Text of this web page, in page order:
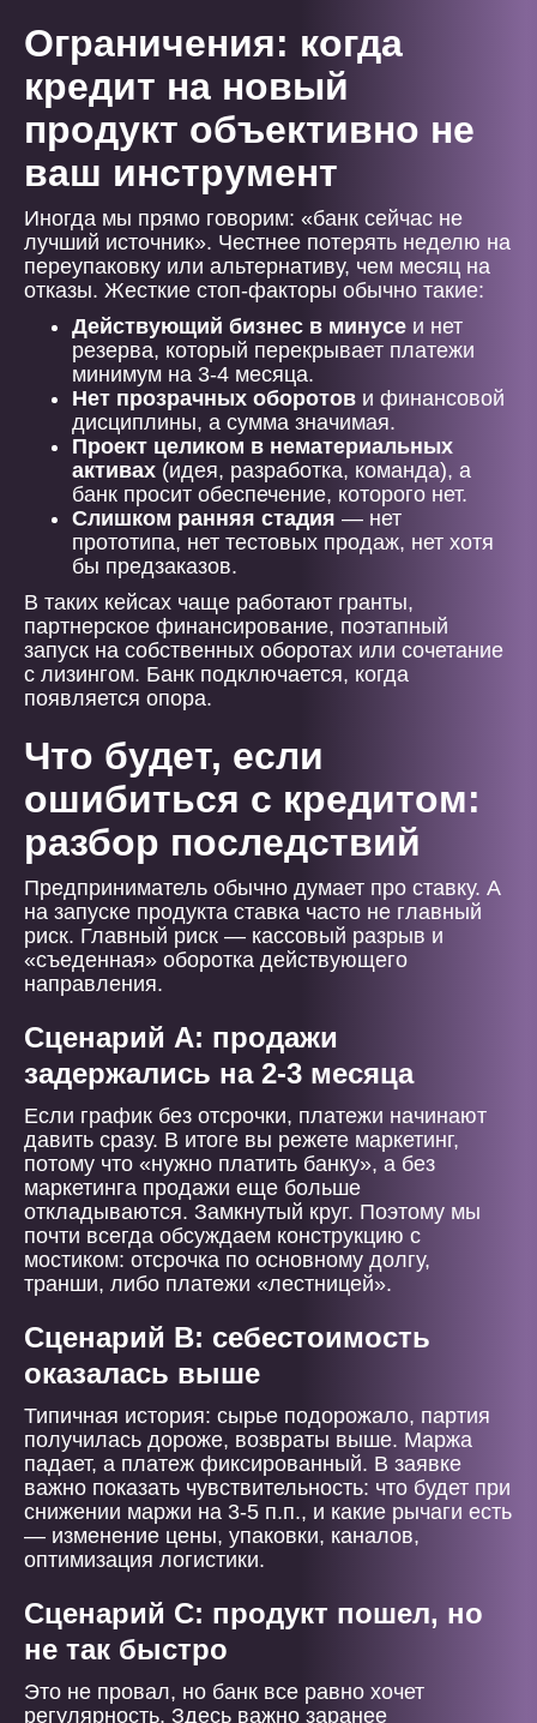
Ограничения: когда
кредит на новый
продукт объективно не
ваш инструмент
Иногда мы прямо говорим: «банк сейчас не
лучший источник». Честнее потерять неделю на
переупаковку или альтернативу, чем месяц на
отказы. Жесткие стоп-факторы обычно такие:
Действующий бизнес в минусе и нет
резерва, который перекрывает платежи
минимум на 3-4 месяца.
Нет прозрачных оборотов и финансовой
дисциплины, а сумма значимая.
Проект целиком в нематериальных
активах (идея, разработка, команда), а
банк просит обеспечение, которого нет.
Слишком ранняя стадия — нет
прототипа, нет тестовых продаж, нет хотя
бы предзаказов.
В таких кейсах чаще работают гранты,
партнерское финансирование, поэтапный
запуск на собственных оборотах или сочетание
с лизингом. Банк подключается, когда
появляется опора.
Что будет, если
ошибиться с кредитом:
разбор последствий
Предприниматель обычно думает про ставку. А
на запуске продукта ставка часто не главный
риск. Главный риск — кассовый разрыв и
«съеденная» оборотка действующего
направления.
Сценарий А: продажи
задержались на 2-3 месяца
Если график без отсрочки, платежи начинают
давить сразу. В итоге вы режете маркетинг,
потому что «нужно платить банку», а без
маркетинга продажи еще больше
откладываются. Замкнутый круг. Поэтому мы
почти всегда обсуждаем конструкцию с
мостиком: отсрочка по основному долгу,
транши, либо платежи «лестницей».
Сценарий B: себестоимость
оказалась выше
Типичная история: сырье подорожало, партия
получилась дороже, возвраты выше. Маржа
падает, а платеж фиксированный. В заявке
важно показать чувствительность: что будет при
снижении маржи на 3-5 п.п., и какие рычаги есть
— изменение цены, упаковки, каналов,
оптимизация логистики.
Сценарий C: продукт пошел, но
не так быстро
Это не провал, но банк все равно хочет
регулярность. Здесь важно заранее